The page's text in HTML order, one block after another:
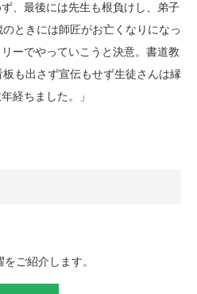
、最後には先生も根負けし、弟子
ときには師匠がお亡くなりになっ
ーでやっていこうと決意。書道教
も出さず宣伝もせず生徒さんは縁
経ちました。」
ご紹介します。